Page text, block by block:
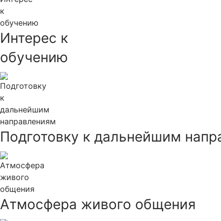
Интерес к
обучению
Подготовку к дальнейшим
Атмосфера живого общения